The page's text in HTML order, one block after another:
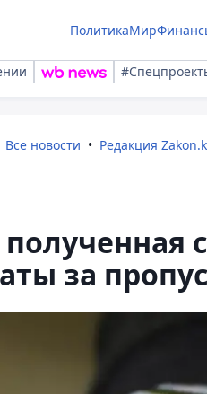
ПолитикаМир
Все новости Редакция
за